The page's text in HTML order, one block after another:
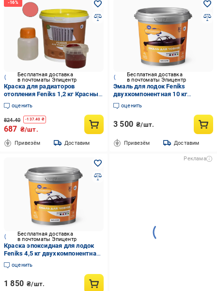
Бесплатная доставка
в почтоматы Эпицентр
Краска для радиаторов
отопления Feniks 1,2 кг Красный
глянцевый
оценить
824.40 -137.40 ₴
687 ₴/шт.
Привезём Доставим
Бесплатная доставка
в почтоматы Эпицентр
Эмаль для лодок Feniks
двухкомпонентная 10 кг
RAL7012 Графитовый (12749264)
оценить
3 500 ₴/шт.
Привезём Доставим
Бесплатная доставка
в почтоматы Эпицентр
Краска эпоксидная для лодок
Feniks 4,5 кг двухкомпонентная
RAL9011 Черный
оценить
1 850 ₴/шт.
Реклама